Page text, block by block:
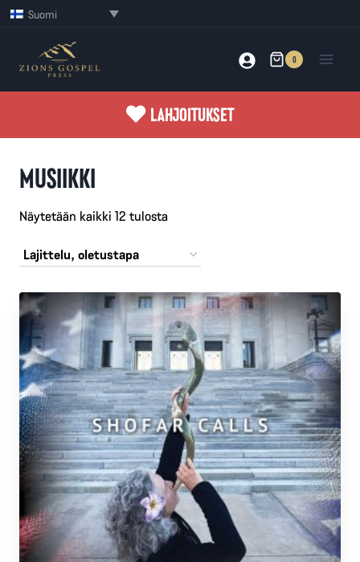
SiirrySuomi
0
LAHJOITUKSET
MUSIIKKI
Näytetään kaikki 12 tulosta